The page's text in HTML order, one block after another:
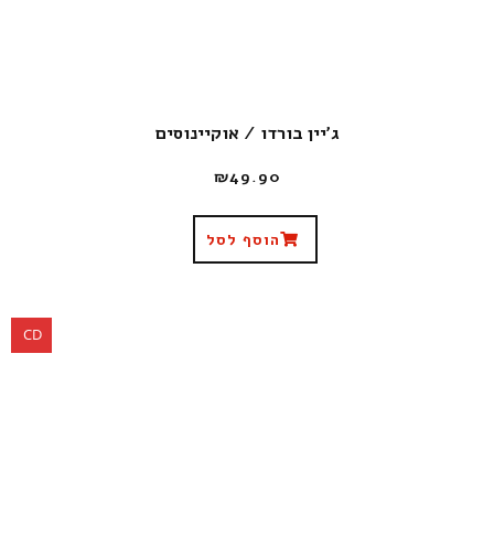
ג'יין בורדו / אוקיינוסים
₪49.90
הוסף לסל
CD